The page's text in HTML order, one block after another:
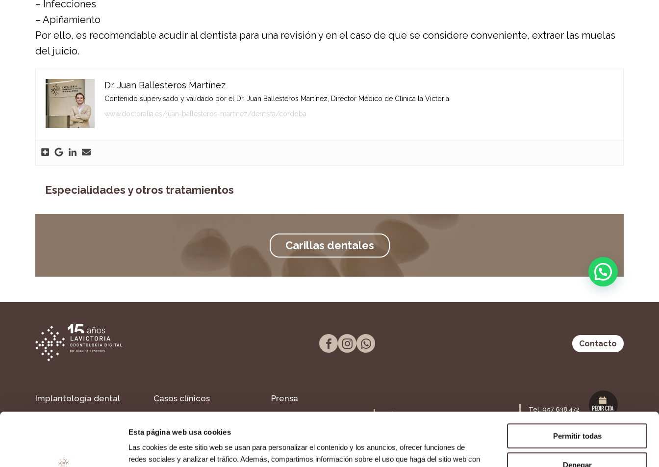
Esta página web usa cookies
Las cookies de este sitio web se usan para personalizar el contenido y los anuncios, ofrecer funciones de
redes sociales y analizar el tráfico. Además, compartimos información sobre el uso que haga del sitio web con
Permitir todas
Denegar
– Infecciones
– Apiñamiento
Por ello, es recomendable acudir al dentista para una revisión y en el caso de que se considere conveniente, extraer las muelas
del juicio.
Dr. Juan Ballesteros Martínez
Contenido supervisado y validado por el Dr. Juan Ballesteros Martínez, Director Médico de Clínica la Victoria.
www.doctoralia.es/juan-ballesteros-martinez/dentista/cordoba
Especialidades y otros tratamientos
Carillas dentales
Contacto
Implantología dental Casos clínicos Prensa
Contacto
Palmera
Tel. 957 298 661
Tel. 957 638 472
Córdoba